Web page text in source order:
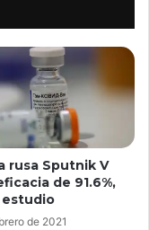
rusa Sputnik V
de 91.6%,
estudio
de 2021